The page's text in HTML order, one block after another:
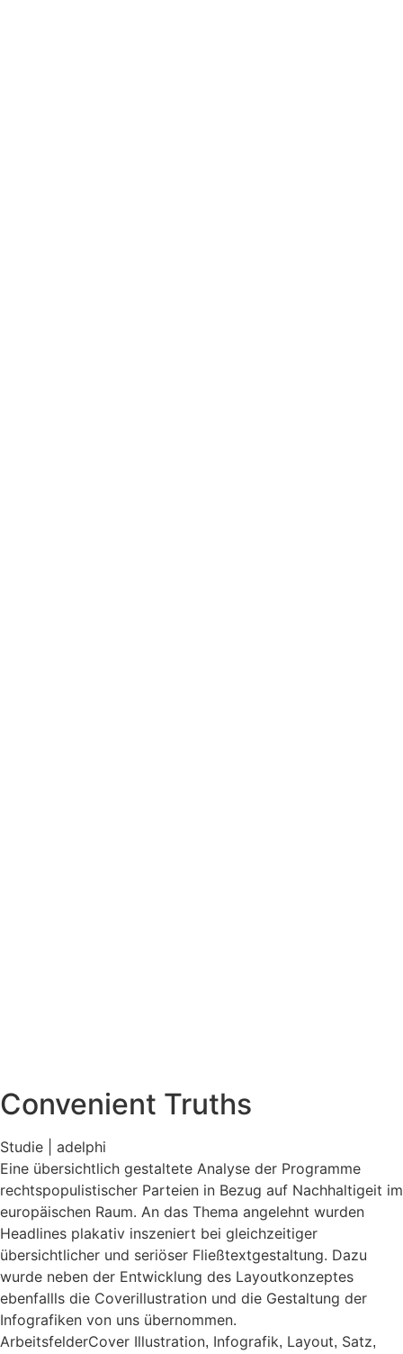
Convenient Truths
Studie | adelphi
Eine übersichtlich gestaltete Analyse der Programme
rechtspopulistischer Parteien in Bezug auf Nachhaltigeit im
europäischen Raum. An das Thema angelehnt wurden
Headlines plakativ inszeniert bei gleichzeitiger
übersichtlicher und seriöser Fließtextgestaltung. Dazu
wurde neben der Entwicklung des Layoutkonzeptes
ebenfallls die Coverillustration und die Gestaltung der
Infografiken von uns übernommen.
ArbeitsfelderCover Illustration, Infografik, Layout, Satz,